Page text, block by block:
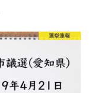
選挙速報